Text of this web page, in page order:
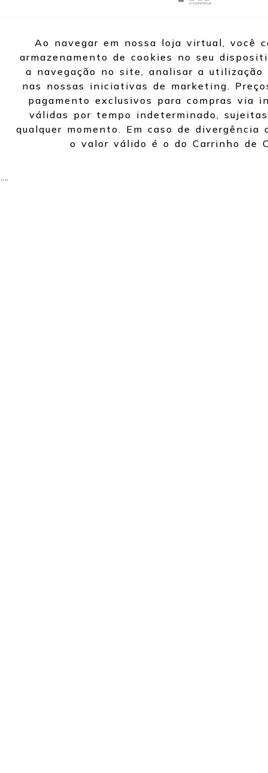
Ao navegar em nossa loja virtual, você
armazenamento de cookies no seu
a navegação no site, analisar a
nas nossas iniciativas de marketing.
pagamento exclusivos para compras via
válidas por tempo indeterminado,
qualquer momento. Em caso de divergência
o valor válido é o do Carrinho de
""